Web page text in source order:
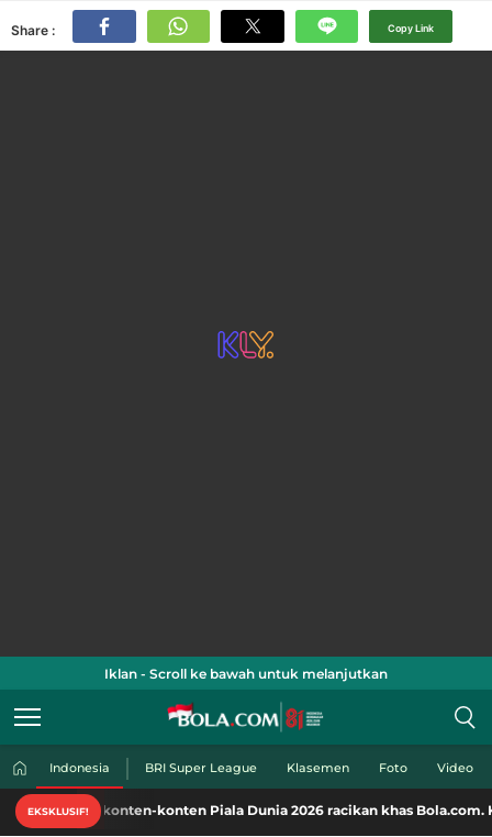
Share : Copy Link
Iklan - Scroll ke bawah untuk melanjutkan
Indonesia BRI Super League Klasemen Foto Video
EKSKLUSIF!
konten Piala Dunia 2026 racikan khas Bola.com. Klik di sini!